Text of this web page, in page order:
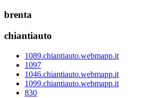
brenta
chiantiauto
1089.chiantiauto.webmapp.it
1097
1046.chiantiauto.webmapp.it
1099.chiantiauto.webmapp.it
830